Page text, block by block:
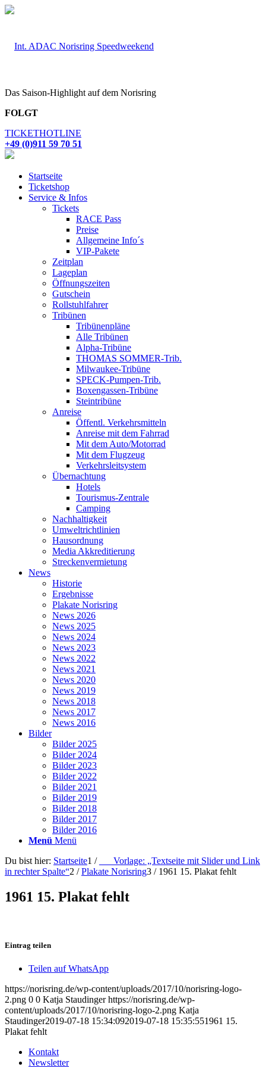
Das Saison-Highlight auf dem Norisring
FOLGT
TICKETHOTLINE
+49 (0)911 59 70 51
Startseite
Ticketshop
Service & Infos
Tickets
RACE Pass
Preise
Allgemeine Info´s
VIP-Pakete
Zeitplan
Lageplan
Öffnungszeiten
Gutschein
Rollstuhlfahrer
Tribünen
Tribünenpläne
Alle Tribünen
Alpha-Tribüne
THOMAS SOMMER-Trib.
Milwaukee-Tribüne
SPECK-Pumpen-Trib.
Boxengassen-Tribüne
Steintribüne
Anreise
Öffentl. Verkehrsmitteln
Anreise mit dem Fahrrad
Mit dem Auto/Motorrad
Mit dem Flugzeug
Verkehrsleitsystem
Übernachtung
Hotels
Tourismus-Zentrale
Camping
Nachhaltigkeit
Umweltrichtlinien
Hausordnung
Media Akkreditierung
Streckenvermietung
News
Historie
Ergebnisse
Plakate Norisring
News 2026
News 2025
News 2024
News 2023
News 2022
News 2021
News 2020
News 2019
News 2018
News 2017
News 2016
Bilder
Bilder 2025
Bilder 2024
Bilder 2023
Bilder 2022
Bilder 2021
Bilder 2019
Bilder 2018
Bilder 2017
Bilder 2016
Menü Menü
Du bist hier: Startseite1 /
___Vorlage: „Textseite mit Slider und Link
in rechter Spalte“2 / Plakate Norisring3 / 1961 15. Plakat fehlt
1961 15. Plakat fehlt
Eintrag teilen
Teilen auf WhatsApp
https://norisring.de/wp-content/uploads/2017/10/norisring-logo-
2.png 0 0 Katja Staudinger https://norisring.de/wp-
content/uploads/2017/10/norisring-logo-2.png Katja
Staudinger2019-07-18 15:34:092019-07-18 15:35:551961 15.
Plakat fehlt
Kontakt
Newsletter